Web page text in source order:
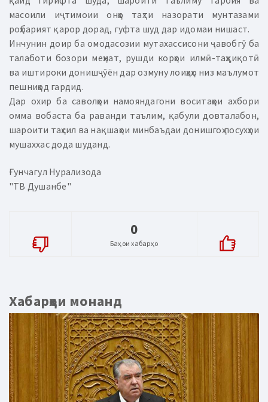
масоили иҷтимоии онҳо таҳти назорати мунтазами
роҳбарият қарор дорад, гуфта шуд дар идомаи нишаст.
Инчунин доир ба омодасозии мутахассисони ҷавобгӯ ба
талаботи бозори меҳнат, рушди корҳои илмӣ-таҳқиқотӣ
ва иштироки донишҷӯён дар озмуну лоиҳаҳо низ маълумот
пешниҳод гардид.
Дар охир ба саволҳои намояндагони воситаҳои ахбори
омма вобаста ба раванди таълим, қабули довталабон,
шароити таҳсил ва нақшаҳои минбаъдаи донишгоҳ посухҳои
мушаххас дода шуданд.
Ғунчагул Нурализода
"ТВ Душанбе"
0
Баҳои хабарҳо
Хабарҳои монанд